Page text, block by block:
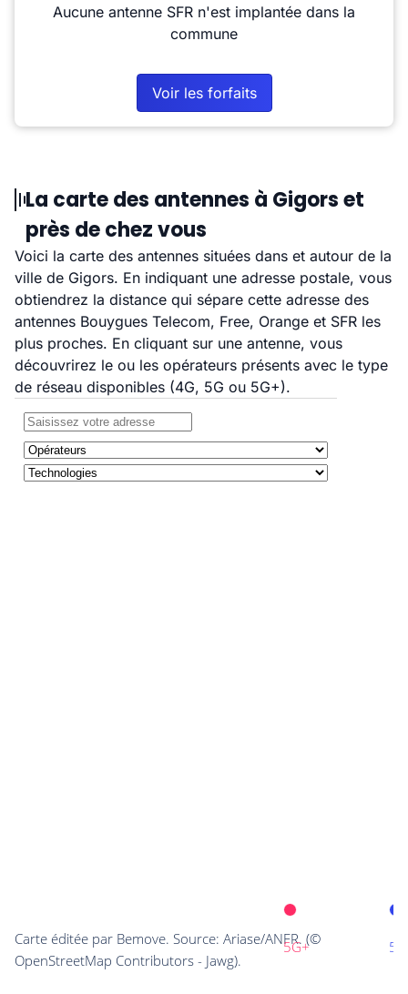
Aucune antenne SFR n'est implantée dans la
commune
Voir les forfaits
La carte des antennes à Gigors et
près de chez vous
Voici la carte des antennes situées dans et autour de la
ville de Gigors. En indiquant une adresse postale, vous
obtiendrez la distance qui sépare cette adresse des
antennes Bouygues Telecom, Free, Orange et SFR les
plus proches. En cliquant sur une antenne, vous
découvrirez le ou les opérateurs présents avec le type
de réseau disponibles (4G, 5G ou 5G+).